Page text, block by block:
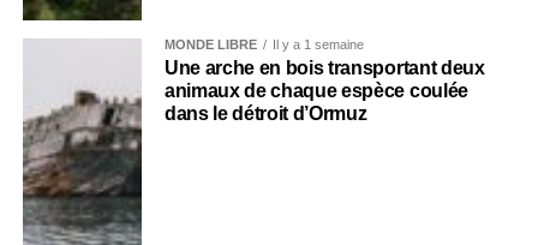
MONDE LIBRE Il y a 1 semaine
Une arche en bois transportant deux
animaux de chaque espèce coulée
dans le détroit d’Ormuz